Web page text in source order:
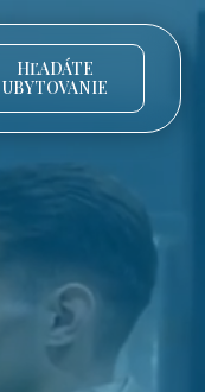
HĽADÁTE
UBYTOVANIE